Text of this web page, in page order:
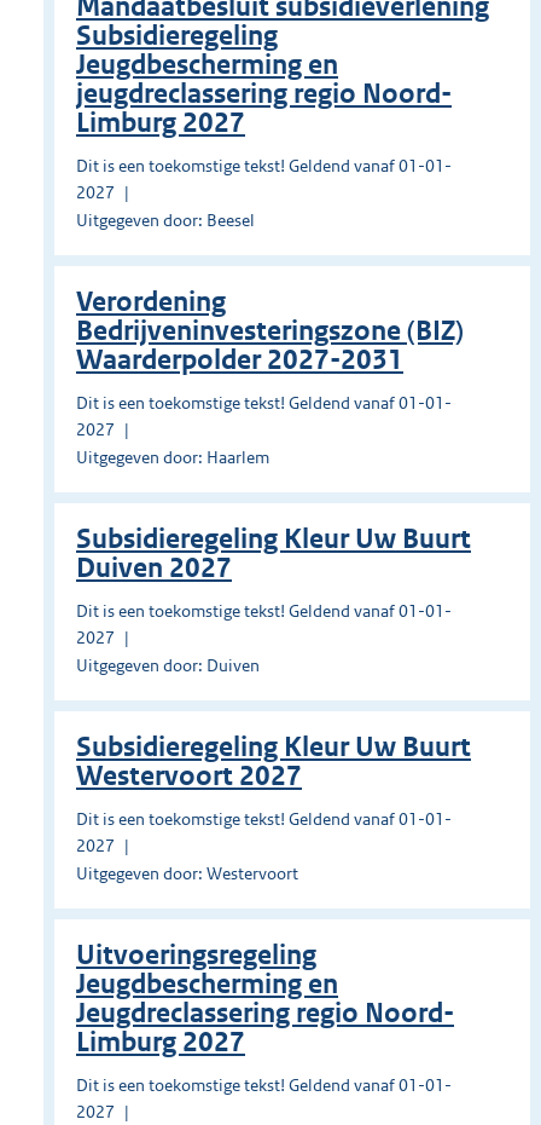
Mandaatbesluit subsidieverlening
Subsidieregeling
Jeugdbescherming en
jeugdreclassering regio Noord-
Limburg 2027
Dit is een toekomstige tekst! Geldend vanaf 01-01-
2027
Uitgegeven door: Beesel
Verordening
Bedrijveninvesteringszone (BIZ)
Waarderpolder 2027-2031
Dit is een toekomstige tekst! Geldend vanaf 01-01-
2027
Uitgegeven door: Haarlem
Subsidieregeling Kleur Uw Buurt
Duiven 2027
Dit is een toekomstige tekst! Geldend vanaf 01-01-
2027
Uitgegeven door: Duiven
Subsidieregeling Kleur Uw Buurt
Westervoort 2027
Dit is een toekomstige tekst! Geldend vanaf 01-01-
2027
Uitgegeven door: Westervoort
Uitvoeringsregeling
Jeugdbescherming en
Jeugdreclassering regio Noord-
Limburg 2027
Dit is een toekomstige tekst! Geldend vanaf 01-01-
2027